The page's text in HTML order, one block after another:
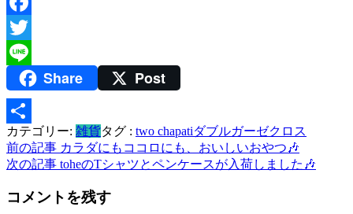
Facebook
Twitter
Line
Share Post
共
有
カテゴリー: 雑貨タグ : two chapatiダブルガーゼクロス
投
稿
ナ
前の記事 カラダにもココロにも、おいしいおやつ🎶
次の記事 toheのTシャツとペンケースが入荷しました🎶
コメントを残す